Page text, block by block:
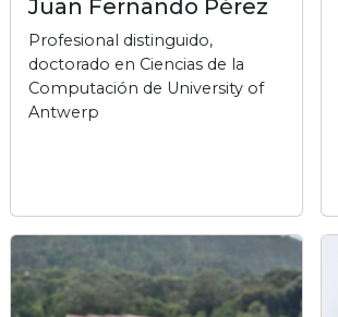
Juan Fernando Pérez
Profesional distinguido,
doctorado en Ciencias de la
Computación de University of
Antwerp